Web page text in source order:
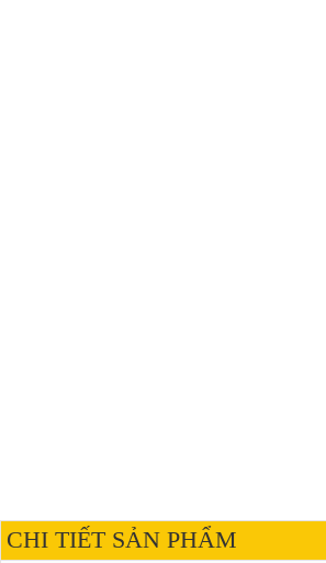
CHI TIẾT SẢN PHẨM